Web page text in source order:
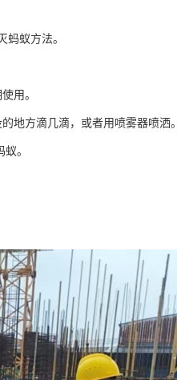
蚁方法。
用。
地方滴几滴，或者用喷雾器喷洒。
。